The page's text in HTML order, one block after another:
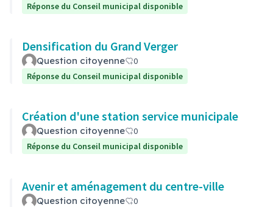
Réponse du Conseil municipal disponible
Densification du Grand Verger
Question citoyenne
0
Réponse du Conseil municipal disponible
Création d'une station service municipale
Question citoyenne
0
Réponse du Conseil municipal disponible
Avenir et aménagement du centre-ville
Question citoyenne
0